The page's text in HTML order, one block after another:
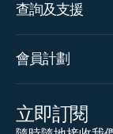
查詢及支援
會員計劃
立即訂閱